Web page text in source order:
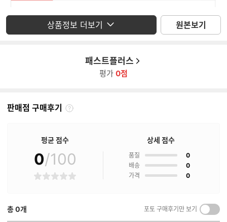
상품정보 더보기 원본보기
패스트플러스
평가 0점
판매점 구매후기
판
후
기
란?
평균 점수
0/100
별
상세 점수
품질 0점
배송
0점
가격
0점
총0개 포토 구매후기만 보기
켜